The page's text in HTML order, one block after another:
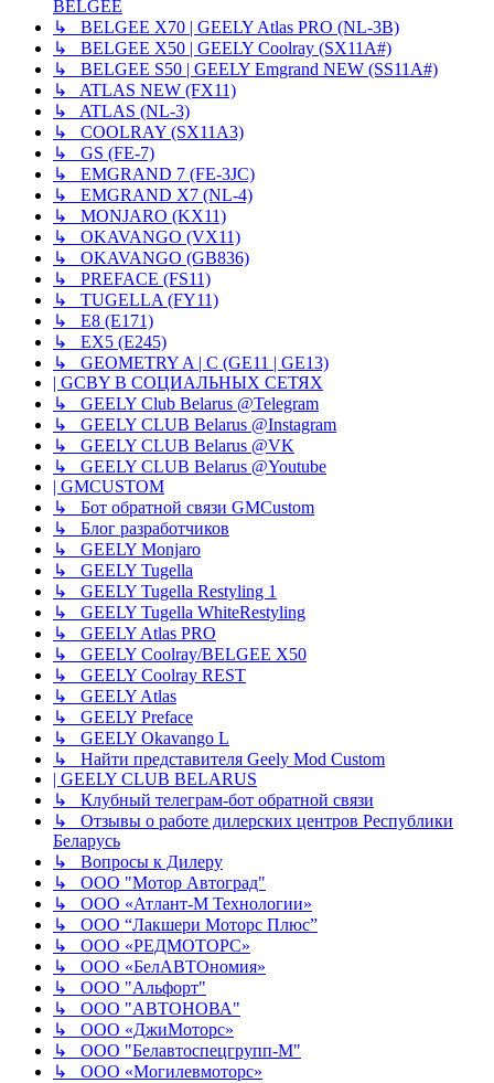
BELGEE
↳ BELGEE X70 | GEELY Atlas PRO (NL-3B)
↳ BELGEE X50 | GEELY Coolray (SX11A#)
↳ BELGEE S50 | GEELY Emgrand NEW (SS11A#)
↳ ATLAS NEW (FX11)
↳ ATLAS (NL-3)
↳ COOLRAY (SX11A3)
↳ GS (FE-7)
↳ EMGRAND 7 (FE-3JC)
↳ EMGRAND X7 (NL-4)
↳ MONJARO (KX11)
↳ OKAVANGO (VX11)
↳ OKAVANGO (GB836)
↳ PREFACE (FS11)
↳ TUGELLA (FY11)
↳ E8 (E171)
↳ EX5 (E245)
↳ GEOMETRY A | C (GE11 | GE13)
| GCBY В СОЦИАЛЬНЫХ СЕТЯХ
↳ GEELY Club Belarus @Telegram
↳ GEELY CLUB Belarus @Instagram
↳ GEELY CLUB Belarus @VK
↳ GEELY CLUB Belarus @Youtube
| GMCUSTOM
↳ Бот обратной связи GMCustom
↳ Блог разработчиков
↳ GEELY Monjaro
↳ GEELY Tugella
↳ GEELY Tugella Restyling 1
↳ GEELY Tugella WhiteRestyling
↳ GEELY Atlas PRO
↳ GEELY Coolray/BELGEE X50
↳ GEELY Coolray REST
↳ GEELY Atlas
↳ GEELY Preface
↳ GEELY Okavango L
↳ Найти представителя Geely Mod Custom
| GEELY CLUB BELARUS
↳ Клубный телеграм-бот обратной связи
↳ Отзывы о работе дилерских центров Республики
Беларусь
↳ Вопросы к Дилеру
↳ ООО "Мотор Автоград"
↳ ООО «Атлант-М Технологии»
↳ ООО “Лакшери Моторс Плюс”
↳ ООО «РЕДМОТОРС»
↳ ООО «БелАВТОномия»
↳ ООО "Альфорт"
↳ ООО "АВТОНОВА"
↳ ООО «ДжиМоторс»
↳ ООО "Белавтоспецгрупп-М"
↳ ООО «Могилевмоторс»